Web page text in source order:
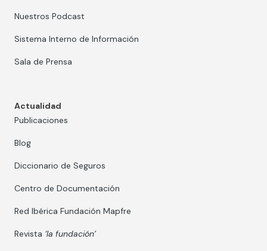
Nuestros Podcast
Sistema Interno de Información
Sala de Prensa
Actualidad
Publicaciones
Blog
Diccionario de Seguros
Centro de Documentación
Red Ibérica Fundación Mapfre
Revista ‘la fundación’